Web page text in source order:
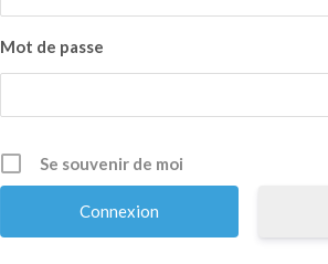
Mot de passe
Se souvenir de moi